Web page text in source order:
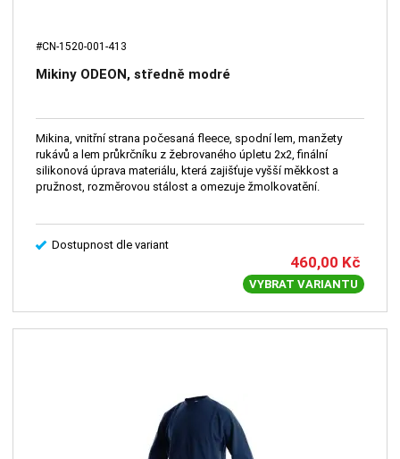
#CN-1520-001-413
Mikiny ODEON, středně modré
Mikina, vnitřní strana počesaná fleece, spodní lem, manžety
rukávů a lem průkrčníku z žebrovaného úpletu 2x2, finální
silikonová úprava materiálu, která zajišťuje vyšší měkkost a
pružnost, rozměrovou stálost a omezuje žmolkovatění.
Dostupnost dle variant
460,00 Kč
VYBRAT VARIANTU